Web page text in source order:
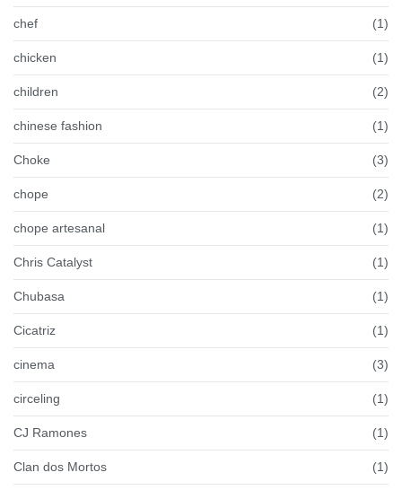
chef (1)
chicken (1)
children (2)
chinese fashion (1)
Choke (3)
chope (2)
chope artesanal (1)
Chris Catalyst (1)
Chubasa (1)
Cicatriz (1)
cinema (3)
circeling (1)
CJ Ramones (1)
Clan dos Mortos (1)